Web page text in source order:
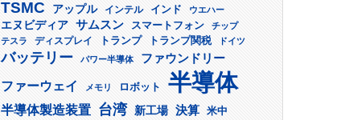
TSMC アップル インテル インド ウエハー
エヌビディア サムスン スマートフォン
チップ
テスラ
ディスプレイ トランプ トランプ関税 ドイツ
バッテリー パワー半導体 ファウンドリー
ファーウェイ メモリ ロボット 半導体
半導体製造装置 台湾 新工場 決算 米中